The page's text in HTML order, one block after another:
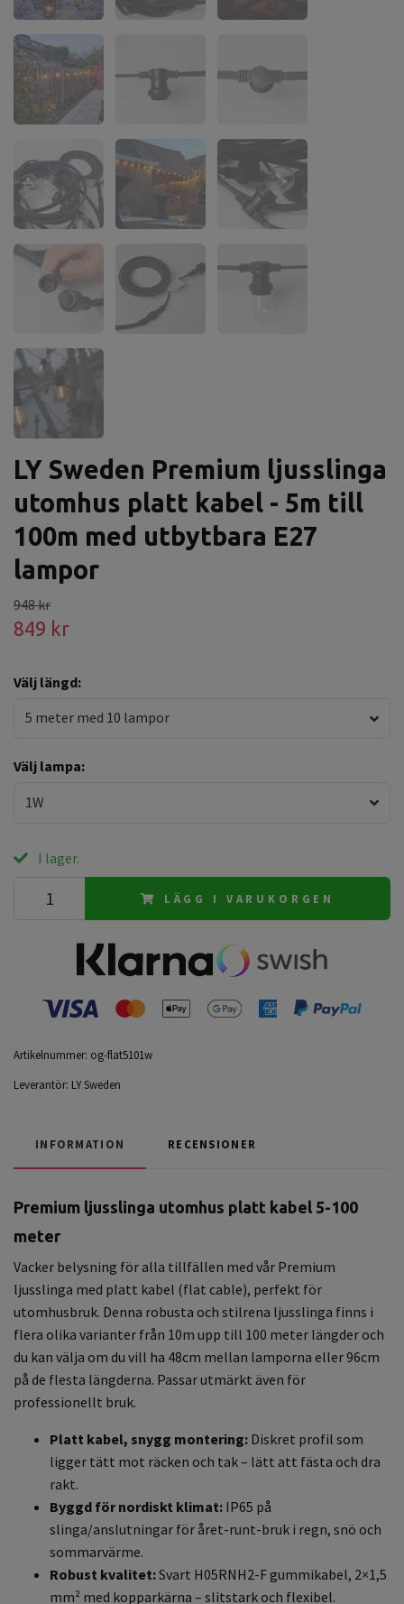
LY Sweden Premium ljusslinga
utomhus platt kabel - 5m till
100m med utbytbara E27
lampor
948 kr
849 kr
Välj längd:
5 meter med 10 lampor
Välj lampa:
1W
I lager.
LÄGG I VARUKORGEN
Artikelnummer: og-flat5101w
Leverantör: LY Sweden
INFORMATION RECENSIONER
Premium ljusslinga utomhus platt kabel 5-100
meter
Vacker belysning för alla tillfällen med vår Premium
ljusslinga med platt kabel (flat cable), perfekt för
utomhusbruk. Denna robusta och stilrena ljusslinga finns i
flera olika varianter från 10m upp till 100 meter längder och
du kan välja om du vill ha 48cm mellan lamporna eller 96cm
på de flesta längderna. Passar utmärkt även för
professionellt bruk.
Platt kabel, snygg montering: Diskret profil som
ligger tätt mot räcken och tak – lätt att fästa och dra
rakt.
Byggd för nordiskt klimat: IP65 på
slinga/anslutningar för året-runt-bruk i regn, snö och
sommarvärme.
Robust kvalitet:Svart H05RNH2-F gummikabel, 2×1,5
mm² med kopparkärna – slitstark och flexibel.